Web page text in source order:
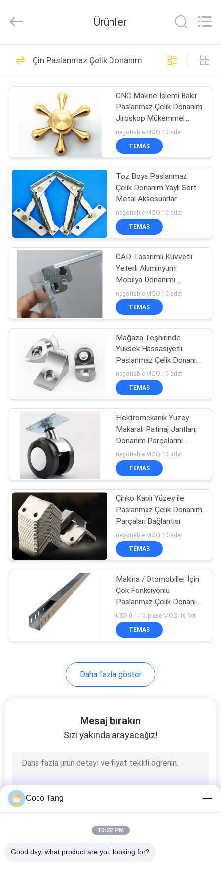
ÜRÜNLER
VIDEOLAR
HAKKIMIZDA
FABRIKA
TURU
KALITE
KONTROL
ULAŞIN
BIR
TEKLIF
ISTEĞI
HARITASI
PRIVACY
POLICY
Shelves
Co.,Ltd.
Reserved.
Mağaza Vitrinleri
41
süpermarket ekran
raflar
39
Depo Rafları
Mücevher Mağazası
vitrinleri
Spor Gösterge Rafı
10
Giyim görüntü raflar
22
Eczane Ekran Rafları
Kozmetik vitrin
39
Ürünler
Çin Paslanmaz Çelik Donanım
CNC Makine İşlemi Bakır
Paslanmaz Çelik Donanım
Jiroskop Mükemmel
Kromlama Yüzeyi
negotiable MOQ:10 adet
TEMAS
Toz Boya Paslanmaz
Çelik Donanım Yaylı Sert
Metal Aksesuarlar
negotiable MOQ:10 adet
TEMAS
CAD Tasarımlı Kuvvetli
Yeterli Aluminyum
Mobilya Donanımı
Aksesuarları
negotiable MOQ:10 adet
TEMAS
Mağaza Teşhirinde
Yüksek Hassasiyetli
Paslanmaz Çelik Donanım
Raf Katmanı
negotiable MOQ:10 adet
TEMAS
Elektromekanik Yüzey
Makaralı Patinaj Jantları,
Donanım Parçalarını
Bağlama
negotiable MOQ:10 adet
TEMAS
Çinko Kaplı Yüzey ile
Paslanmaz Çelik Donanım
Parçaları Bağlantısı
negotiable MOQ:10 adet
TEMAS
Makina / Otomobiller İçin
Çok Fonksiyonlu
Paslanmaz Çelik Donanım
Levha Metal Aksesuarları
USD 0.1-10/piece MOQ:10 Set
TEMAS
Daha fazla göster
Mesaj bırakın
Sizi yakında arayacağız!
Coco Tang
10:22 PM
Good day, what product are you looking for?